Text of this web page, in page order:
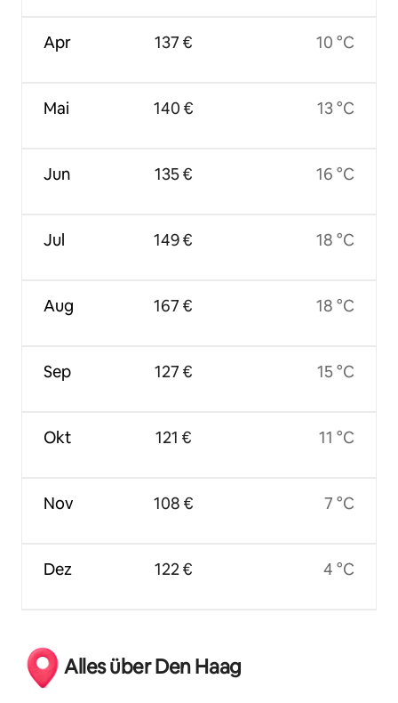
Apr
Mai
Jun
Jul
Aug
Sep
Okt
Nov
Dez
137 €
140 €
135 €
149 €
167 €
127 €
121 €
108 €
122 €
10 °C
13 °C
16 °C
18 °C
18 °C
15 °C
11 °C
7 °C
4 °C
Alles über Den Haag